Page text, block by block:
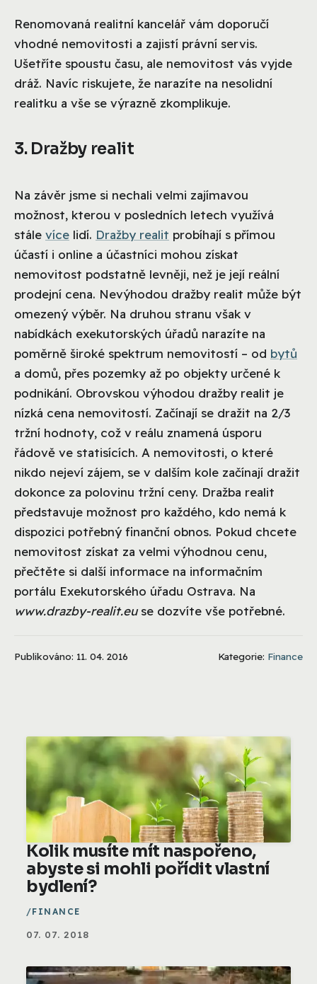
Renomovaná realitní kancelář vám doporučí
vhodné nemovitosti a zajistí právní servis.
Ušetříte spoustu času, ale nemovitost vás vyjde
dráž. Navíc riskujete, že narazíte na nesolidní
realitku a vše se výrazně zkomplikuje.
3. Dražby realit
Na závěr jsme si nechali velmi zajímavou
možnost, kterou v posledních letech využívá
stále více lidí. Dražby realit probíhají s přímou
účastí i online a účastníci mohou získat
nemovitost podstatně levněji, než je její reální
prodejní cena. Nevýhodou dražby realit může být
omezený výběr. Na druhou stranu však v
nabídkách exekutorských úřadů narazíte na
poměrně široké spektrum nemovitostí – od bytů
a domů, přes pozemky až po objekty určené k
podnikání. Obrovskou výhodou dražby realit je
nízká cena nemovitostí. Začínají se dražit na 2/3
tržní hodnoty, což v reálu znamená úsporu
řádově ve statisících. A nemovitosti, o které
nikdo nejeví zájem, se v dalším kole začínají dražit
dokonce za polovinu tržní ceny. Dražba realit
představuje možnost pro každého, kdo nemá k
dispozici potřebný finanční obnos. Pokud chcete
nemovitost získat za velmi výhodnou cenu,
přečtěte si další informace na informačním
portálu Exekutorského úřadu Ostrava. Na
www.drazby-realit.euse dozvíte vše potřebné.
Publikováno: 11. 04. 2016 Kategorie: Finance
Kolik musíte mít naspořeno,
abyste si mohli pořídit vlastní
bydlení?
FINANCE
07. 07. 2018